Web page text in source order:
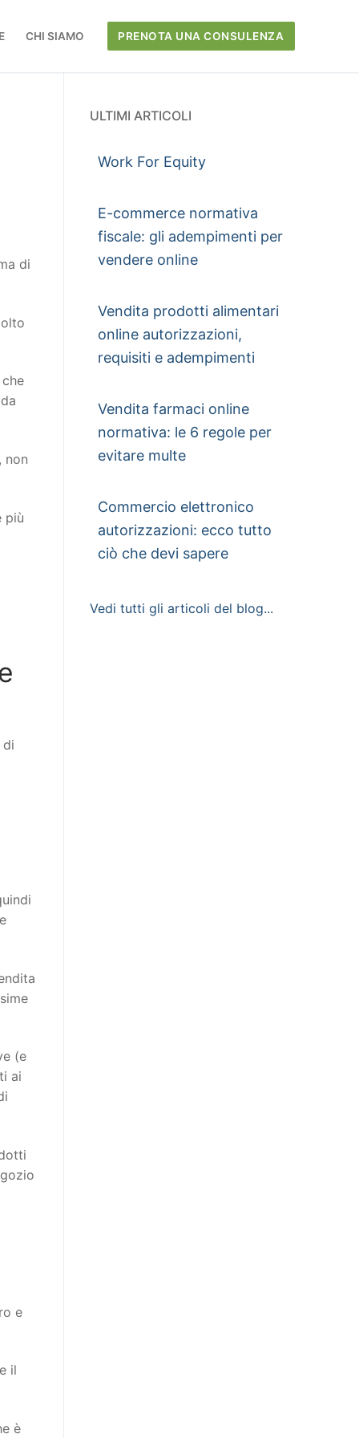
CHI SIAMO PRENOTA UNA CONSULENZA
di
non
più
di
(e
ai
e
il
è
ULTIMI ARTICOLI
Work For Equity
E-commerce normativa
fiscale: gli adempimenti per
vendere online
Vendita prodotti alimentari
online autorizzazioni,
requisiti e adempimenti
Vendita farmaci online
normativa: le 6 regole per
evitare multe
Commercio elettronico
autorizzazioni: ecco tutto
ciò che devi sapere
Vedi tutti gli articoli del blog...